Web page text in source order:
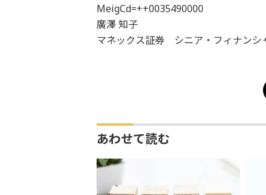
MeigCd=++0035490000
廣澤 知子
マネックス証券 シニア・フィナンシ
あわせて読む